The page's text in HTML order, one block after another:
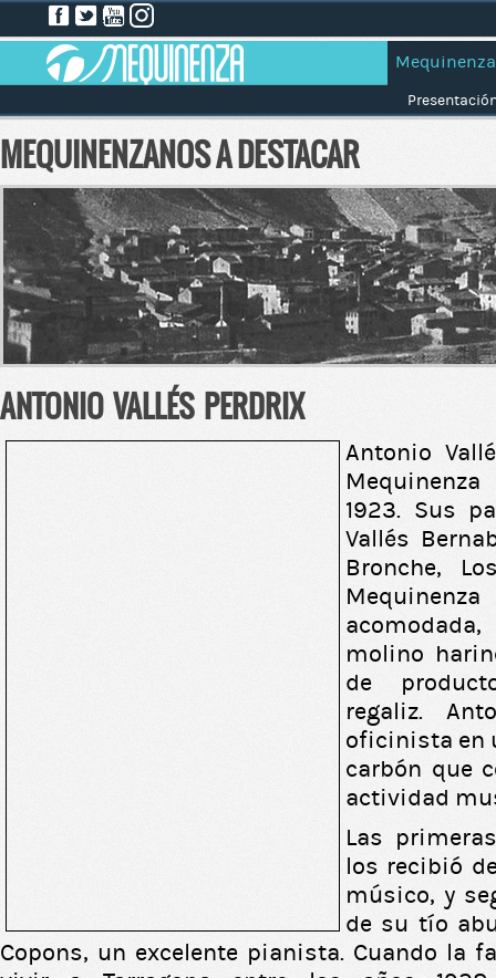
Mequinenza
MEQUINENZANOS A DESTACAR
ANTONIO VALLÉS PERDRIX
Antonio
1923. Sus
Vallés
Bronche,
molino
de
regaliz.
oficinista en
carbón que
actividad
Las
los recibió
músico, y
de su tío
Copons, un excelente pianista. Cuando la